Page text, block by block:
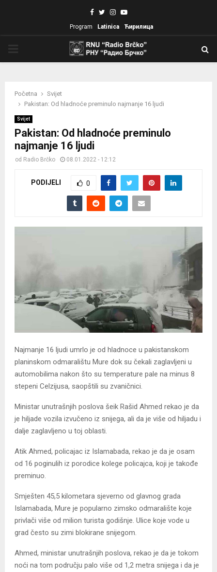
Facebook
TwitterInstagram
Youtube
Program Latinica Ћирилица
Početna
Svijet
Pakistan: Od hladnoće preminulo najmanje 16 ljudi
Svijet
Pakistan: Od hladnoće preminulo
najmanje 16 ljudi
od Radio Brčko 08.01.2022 - 12:12
PODIJELI 0
Najmanje 16 ljudi umrlo je od hladnoce u pakistanskom
planinskom odmaralištu Mure dok su čekali zaglavljeni u
automobilima nakon što su temperature pale na minus 8
stepeni Celzijusa, saopštili su zvaničnici.
Ministar unutrašnjih poslova šeik Rašid Ahmed rekao je da
je hiljade vozila izvučeno iz snijega, ali da je više od hiljadu i
dalje zaglavljeno u toj oblasti.
Atik Ahmed, policajac iz Islamabada, rekao je da je osam
od 16 poginulih iz porodice kolege policajca, koji je takođe
preminuo.
Smješten 45,5 kilometara sjeverno od glavnog grada
Islamabada, Mure je popularno zimsko odmaralište koje
privlači više od milion turista godišnje. Ulice koje vode u
grad često su zimi blokirane snijegom.
Ahmed, ministar unutrašnjih poslova, rekao je da je tokom
noći na tom području palo više od 1,2 metra snijega i da je